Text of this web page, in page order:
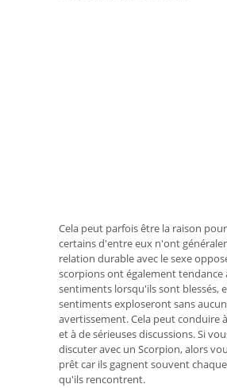
Cela peut parfois être la raison
certains d'entre eux n'ont
relation durable avec le sexe
scorpions ont également tendance
sentiments lorsqu'ils sont blessés,
sentiments exploseront sans aucun
avertissement. Cela peut conduire
et à de sérieuses discussions. Si
discuter avec un Scorpion, alors
prêt car ils gagnent souvent
qu'ils rencontrent.